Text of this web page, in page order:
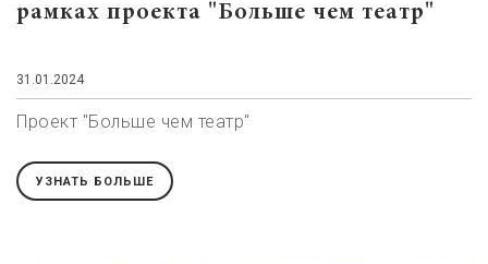
рамках проекта "Больше чем театр"
31.01.2024
Проект "Больше чем театр"
УЗНАТЬ БОЛЬШЕ